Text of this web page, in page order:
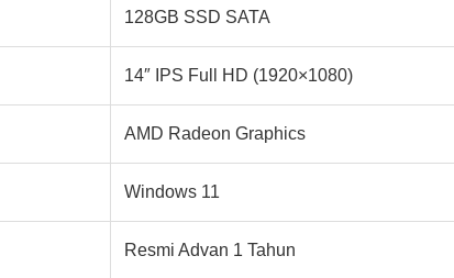
128GB SSD SATA
14″ IPS Full HD (1920×1080)
AMD Radeon Graphics
Windows 11
Resmi Advan 1 Tahun